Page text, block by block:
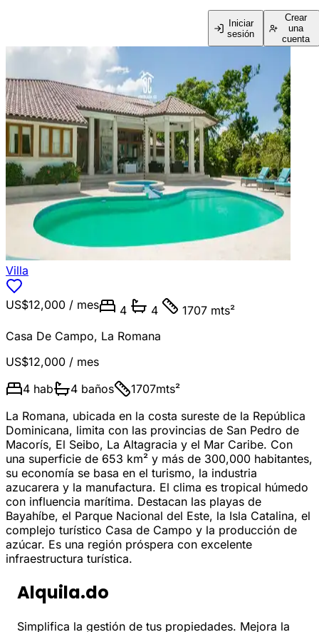
Iniciar
sesión
Crear
una
cuenta
Villa
US$12,000 / mes 4 4
1707 mts²
Casa De Campo, La Romana
US$12,000 / mes
4 hab 4 baños 1707mts²
La Romana, ubicada en la costa sureste de la República
Dominicana, limita con las provincias de San Pedro de
Macorís, El Seibo, La Altagracia y el Mar Caribe. Con
una superficie de 653 km² y más de 300,000 habitantes,
su economía se basa en el turismo, la industria
azucarera y la manufactura. El clima es tropical húmedo
con influencia marítima. Destacan las playas de
Bayahíbe, el Parque Nacional del Este, la Isla Catalina, el
complejo turístico Casa de Campo y la producción de
azúcar. Es una región próspera con excelente
infraestructura turística.
Alquila.do
Simplifica la gestión de tus propiedades. Mejora la